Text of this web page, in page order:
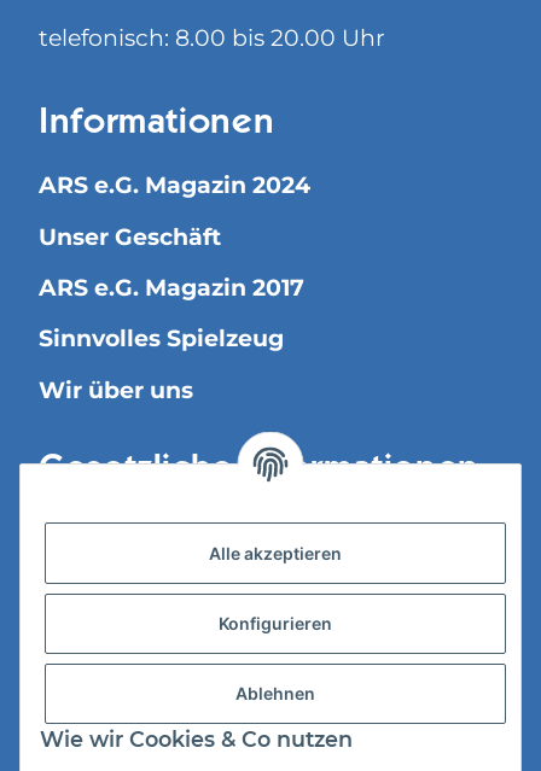
telefonisch: 8.00 bis 20.00 Uhr
Informationen
ARS e.G. Magazin 2024
Unser Geschäft
ARS e.G. Magazin 2017
Sinnvolles Spielzeug
Wir über uns
Gesetzliche Informationen
Versandinformationen
Datenschutz
Impressum
Alle akzeptieren
Konfigurieren
Ablehnen
Wie wir Cookies & Co nutzen